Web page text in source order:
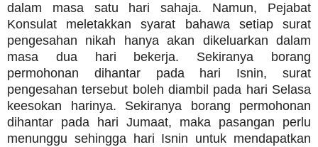
dalam masa satu hari sahaja. Namun, Pejabat
Konsulat meletakkan syarat bahawa setiap surat
pengesahan nikah hanya akan dikeluarkan dalam
masa dua hari bekerja. Sekiranya borang
permohonan dihantar pada hari Isnin, surat
pengesahan tersebut boleh diambil pada hari Selasa
keesokan harinya. Sekiranya borang permohonan
dihantar pada hari Jumaat, maka pasangan perlu
menunggu sehingga hari Isnin untuk mendapatkan